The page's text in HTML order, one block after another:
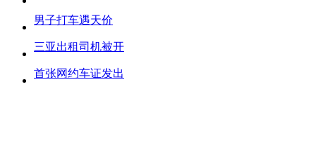
男子打车遇天价
三亚出租司机被开
首张网约车证发出